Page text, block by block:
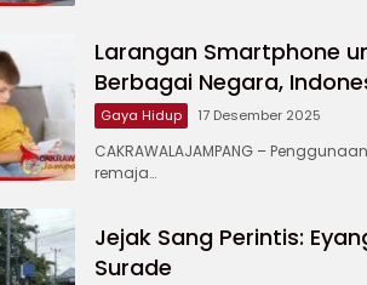
Larangan Smartphone
Berbagai Negara,
Gaya Hidup 17 Desember 2025
CAKRAWALAJAMPANG –
remaja…
Jejak Sang Perintis:
Surade